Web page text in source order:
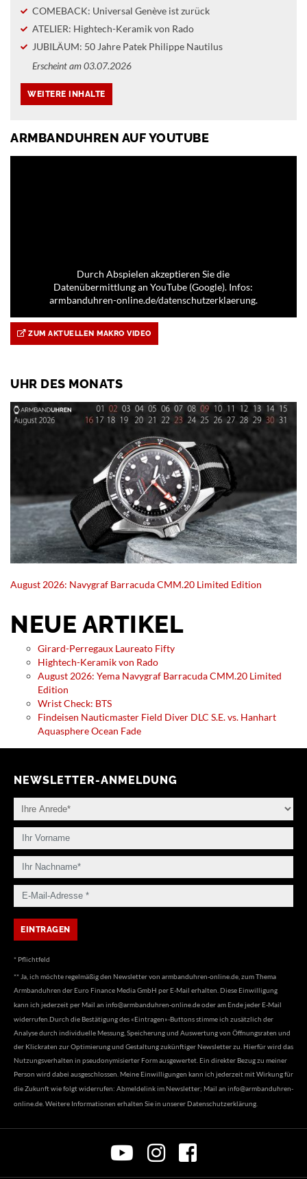
COMEBACK: Universal Genève ist zurück
ATELIER: Hightech-Keramik von Rado
JUBILÄUM: 50 Jahre Patek Philippe Nautilus
Erscheint am 03.07.2026
ARMBANDUHREN AUF YOUTUBE
Durch Abspielen akzeptieren Sie die
Datenübermittlung an YouTube (Google). Infos:
armbanduhren-online.de/datenschutzerklaerung.
ZUM AKTUELLEN MAKRO VIDEO
UHR DES MONATS
August 2026: Navygraf Barracuda CMM.20 Limited Edition
NEUE ARTIKEL
Girard-Perregaux Laureato Fifty
Hightech-Keramik von Rado
August 2026: Yema Navygraf Barracuda CMM.20 Limited
Edition
Wrist Check: BTS
Findeisen Nauticmaster Field Diver DLC S.E. vs. Hanhart
Aquasphere Ocean Fade
NEWSLETTER-ANMELDUNG
* Pflichtfeld
** Ja, ich möchte regelmäßig den Newsletter von armbanduhren-online.de, zum Thema
Armbanduhren der Euro Finance Media GmbH per E-Mail erhalten. Diese Einwilligung
kann ich jederzeit per Mail an info@armbanduhren-online.deoder am Ende jeder E-Mail
widerrufen.Durch die Bestätigung des «Eintragen»-Buttons stimme ich zusätzlich der
Analyse durch individuelle Messung, Speicherung und Auswertung von Öffnungsraten und
der Klickraten zur Optimierung und Gestaltung zukünftiger Newsletter zu. Hierfür wird das
Nutzungsverhalten in pseudonymisierter Form ausgewertet. Ein direkter Bezug zu meiner
Person wird dabei ausgeschlossen. Meine Einwilligungen kann ich jederzeit mit Wirkung für
die Zukunft wie folgt widerrufen: Abmeldelink im Newsletter; Mail an info@armbanduhren-
online.de . Weitere Informationen erhalten Sie in unserer Datenschutzerklärung